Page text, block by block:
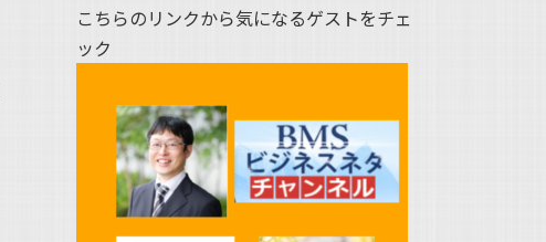
こちらのリンクから気になるゲストをチェ
ック